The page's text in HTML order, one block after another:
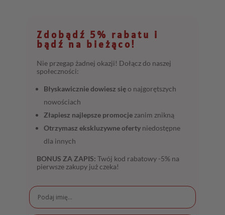
Zdobądź 5% rabatu i
bądź na bieżąco!
Nie przegap żadnej okazji! Dołącz do naszej
społeczności:
Błyskawicznie dowiesz sięo najgorętszych
nowościach
Złapiesz najlepsze promocje zanim znikną
Otrzymasz ekskluzywne oferty niedostępne
dla innych
BONUS ZA ZAPIS: Twój kod rabatowy -5% na
pierwsze zakupy już czeka!